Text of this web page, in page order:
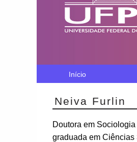
Início
Neiva Furlin
Doutora em
graduada em